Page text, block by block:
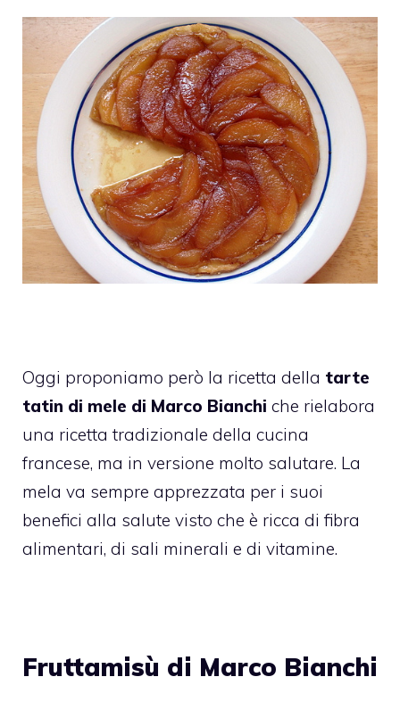
Oggi proponiamo però la ricetta della tarte
tatin di mele di Marco Bianchi che rielabora
una ricetta tradizionale della cucina
francese, ma in versione molto salutare. La
mela va sempre apprezzata per i suoi
benefici alla salute visto che è ricca di fibra
alimentari, di sali minerali e di vitamine.
Fruttamisù di Marco Bianchi